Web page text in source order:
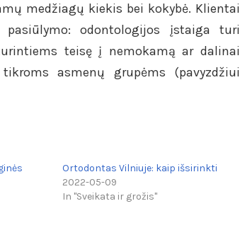
medžiagų kiekis bei kokybė. Klientai
odontologijos įstaiga turi
teisę į nemokamą ar dalinai
asmenų grupėms (pavyzdžiui
Ortodontas Vilniuje: kaip išsirinkti
2022-05-09
In "Sveikata ir grožis"